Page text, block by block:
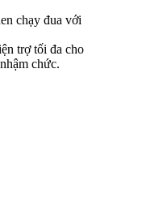
trợ tối đa cho
chức.